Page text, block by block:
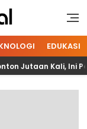
EDUKASI
Kali, Ini